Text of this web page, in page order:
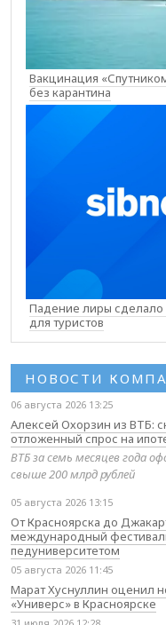
Вакцинация
без карантина
Падение лиры
для туристов
НОВОСТИ
06 августа 2026 13:25
Алексей Охорзин из ВТБ:
отложенный спрос на
ВТБ за семь месяцев года
свыше 200 млрд рублей
05 августа 2026 13:15
От Красноярска до
международный
педуниверситетом
05 августа 2026 11:45
Марат Хуснуллин оценил
«Универс» в Красноярске